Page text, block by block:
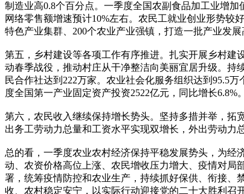
制造业高0.8个百分点。一季度全国农副食品加工业增
网络零售额增速预计10%左右。农民工就业创业形势较
特色产业集群、200个农业产业强镇，打造一批产业发展
第五，乡村建设等各项工作有序推进。扎实开展乡村建
动春季战役，推动村庄从干净整洁向美丽宜居升级。持
民合作社达到222万家。农业社会化服务组织达到95.5
度全国第一产业固定资产投资2522亿元，同比增长6.8%。
第六，农民收入继续保持增长势头。坚持多措并举，拓
出务工劳动力总量和工资水平实现双增长，外出劳动力
总的看，一季度农业农村经济保持平稳发展势头，为经
动、农资价格高位上涨、农民增收压力增大、疫情对局
署，统筹疫情防控和农业生产，持续抓好保供、衔接、
收、农村稳定安宁，以实际行动迎接党的二十大胜利召开